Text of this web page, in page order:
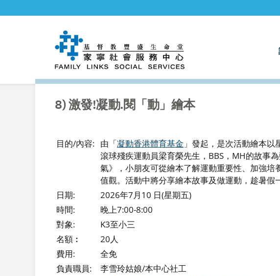
8) 激發!凝動.閱「動」繪本
目的/內容: 由「凝動香港體育基金 」發起，是次活動繪本
滾球殘疾運動員梁育榮先生，BBS，MH的故事
氣》，小朋友可從繪本了解運動重要性、加強培
值觀。活動中將分享繪本故事及做運動，趁暑假
日期:
2026年7月10 日(星期五)
時間:
晚上7:00-8:00
對象:
K3至小三
名額︰
20人
費用:
全免
負責職員:
李雪玲姑娘/本中心社工